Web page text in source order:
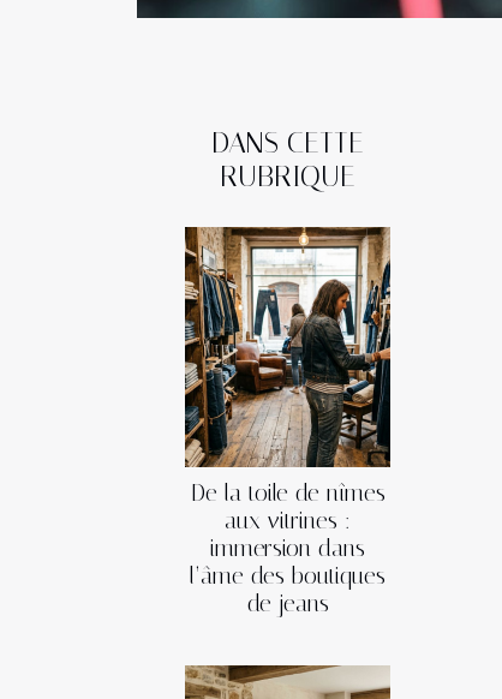
DANS CETTE
RUBRIQUE
De la toile de nîmes
aux vitrines :
immersion dans
l’âme des boutiques
de jeans